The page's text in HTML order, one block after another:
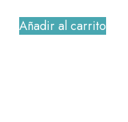
Añadir al carrito